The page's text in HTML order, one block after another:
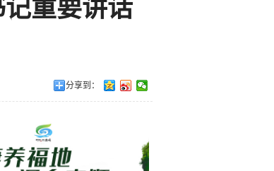
重要讲话
分享到：